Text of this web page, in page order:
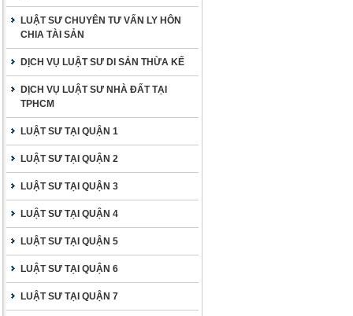
LUẬT SƯ CHUYÊN TƯ VẤN LY HÔN
CHIA TÀI SẢN
DỊCH VỤ LUẬT SƯ DI SẢN THỪA KẾ
DỊCH VỤ LUẬT SƯ NHÀ ĐẤT TẠI
TPHCM
LUẬT SƯ TẠI QUẬN 1
LUẬT SƯ TẠI QUẬN 2
LUẬT SƯ TẠI QUẬN 3
LUẬT SƯ TẠI QUẬN 4
LUẬT SƯ TẠI QUẬN 5
LUẬT SƯ TẠI QUẬN 6
LUẬT SƯ TẠI QUẬN 7